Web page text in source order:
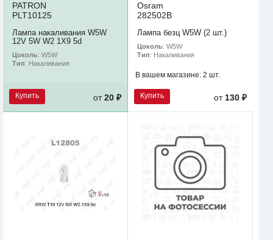
PATRON
PLT10125
Лампа накаливания W5W
12V 5W W2 1X9 5d
Цоколь: W5W
Тип: Накаливания
Купить от20 ₽
Osram
282502B
Лампа безц W5W (2 шт.)
Цоколь: W5W
Тип: Накаливания
В вашем магазине: 2 шт.
Купить от 130 ₽